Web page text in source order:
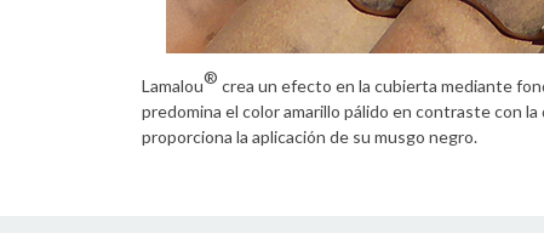
Lamalou® crea un efecto en la cubierta mediante
predomina el color amarillo pálido en contraste con
proporciona la aplicación de su musgo negro.